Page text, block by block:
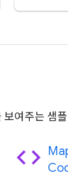
여주는 샘
code